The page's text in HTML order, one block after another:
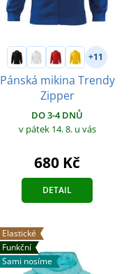
+11
Pánská mikina Trendy
Zipper
DO 3-4 DNŮ
v pátek 14. 8. u vás
680 Kč
DETAIL
Elastické
Funkční
Sami nosíme